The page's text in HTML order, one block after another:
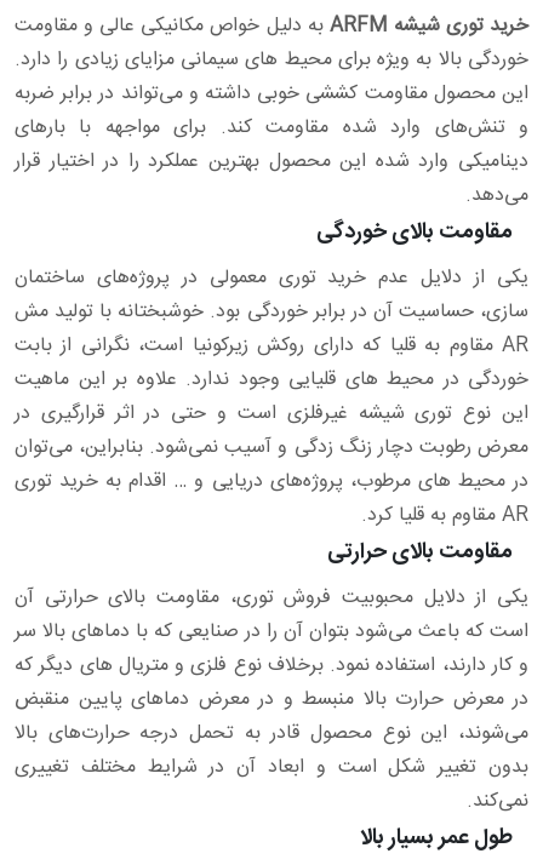
خرید توری شیشه ARFM
به دلیل خواص مکانیکی عالی و مقاومت
خوردگی بالا به ویژه برای محیط‌ های سیمانی مزایای زیادی را دارد.
این محصول مقاومت کششی خوبی داشته و می‌تواند در برابر ضربه
و تنش‌های وارد شده مقاومت کند. برای مواجهه با بارهای
دینامیکی وارد شده این محصول بهترین عملکرد را در اختیار قرار
می‌دهد.
مقاومت بالای خوردگی
یکی از دلایل عدم خرید توری معمولی در پروژه‌های ساختمان
سازی، حساسیت آن در برابر خوردگی بود. خوشبختانه با تولید مش
AR مقاوم به قلیا که دارای روکش زیرکونیا است، نگرانی از بابت
خوردگی در محیط‌ های قلیایی وجود ندارد. علاوه بر این ماهیت
این نوع توری شیشه غیرفلزی است و حتی در اثر قرارگیری در
معرض رطوبت دچار زنگ زدگی و آسیب نمی‌شود. بنابراین، می‌توان
در محیط‌ های مرطوب، پروژه‌های دریایی و … اقدام به خرید توری
AR مقاوم به قلیا کرد.
مقاومت بالای حرارتی
یکی از دلایل محبوبیت فروش توری، مقاومت بالای حرارتی آن
است که باعث می‌شود بتوان آن را در صنایعی که با دماهای بالا سر
و کار دارند، استفاده نمود. برخلاف نوع فلزی و متریال‌ های دیگر که
در معرض حرارت بالا منبسط و در معرض دماهای پایین منقبض
می‌شوند، این نوع محصول قادر به تحمل درجه حرارت‌های بالا
بدون تغییر شکل است و ابعاد آن در شرایط مختلف تغییری
نمی‌کند.
طول عمر بسیار بالا